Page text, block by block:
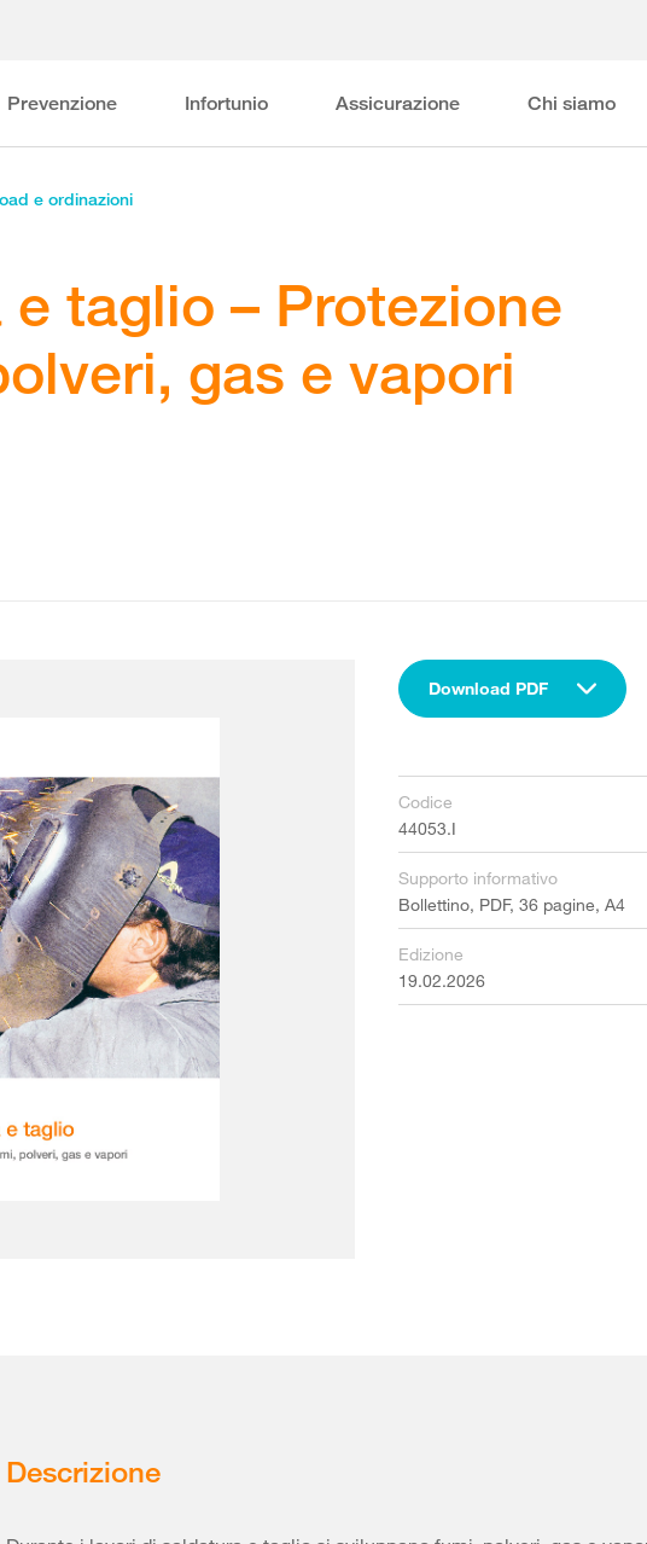
Prevenzione Infortunio Assicurazione Chi siamo
e ordinazioni
taglio – Protezione
gas e vapori
Download PDF
Codice
44053.I
Supporto informativo
Bollettino, PDF, 36 pagine, A4
Edizione
19.02.2026
Descrizione